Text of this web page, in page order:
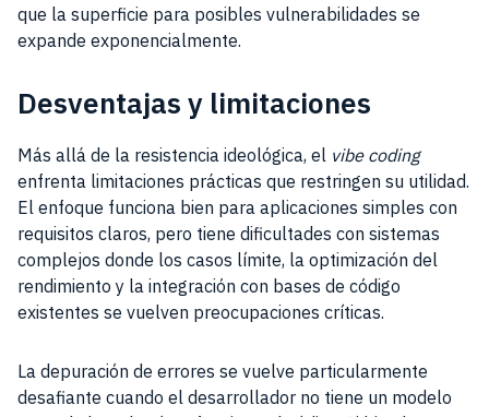
que la superficie para posibles vulnerabilidades se
expande exponencialmente.
Desventajas y limitaciones
Más allá de la resistencia ideológica, el vibe coding
enfrenta limitaciones prácticas que restringen su utilidad.
El enfoque funciona bien para aplicaciones simples con
requisitos claros, pero tiene dificultades con sistemas
complejos donde los casos límite, la optimización del
rendimiento y la integración con bases de código
existentes se vuelven preocupaciones críticas.
La depuración de errores se vuelve particularmente
desafiante cuando el desarrollador no tiene un modelo